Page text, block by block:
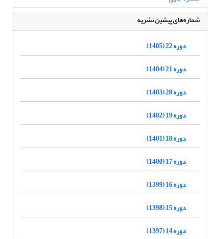
شماره‌های پیشین نشریه
دوره 22 (1405)
دوره 21 (1404)
دوره 20 (1403)
دوره 19 (1402)
دوره 18 (1401)
دوره 17 (1400)
دوره 16 (1399)
دوره 15 (1398)
دوره 14 (1397)